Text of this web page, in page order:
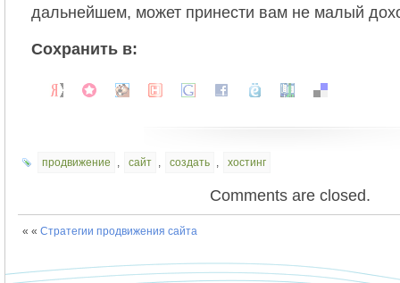
дальнейшем, может принести вам не малый
Сохранить в:
продвижение , сайт , создать , хостинг
Comments are closed.
« « Стратегии продвижения сайта